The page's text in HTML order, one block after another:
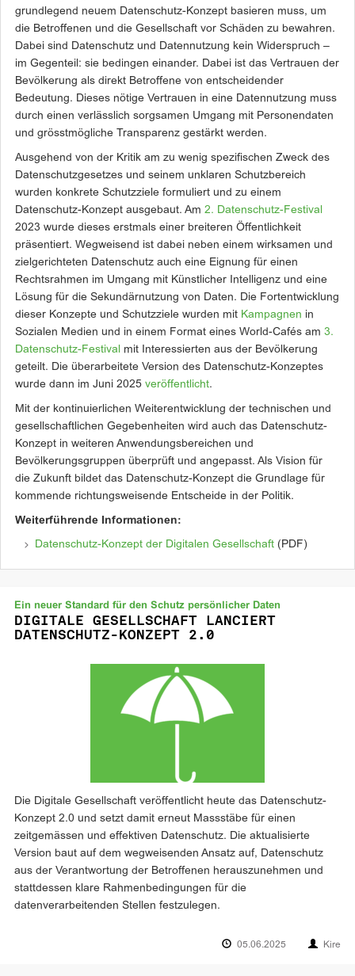
grundlegend neuem Datenschutz-Konzept basieren muss, um
die Betroffenen und die Gesellschaft vor Schäden zu bewahren.
Dabei sind Datenschutz und Datennutzung kein Widerspruch –
im Gegenteil: sie bedingen einander. Dabei ist das Vertrauen der
Bevölkerung als direkt Betroffene von entscheidender
Bedeutung. Dieses nötige Vertrauen in eine Datennutzung muss
durch einen verlässlich sorgsamen Umgang mit Personendaten
und grösstmögliche Transparenz gestärkt werden.
Ausgehend von der Kritik am zu wenig spezifischen Zweck des
Datenschutzgesetzes und seinem unklaren Schutzbereich
wurden konkrete Schutzziele formuliert und zu einem
Datenschutz-Konzept ausgebaut. Am 2. Datenschutz-Festival
2023 wurde dieses erstmals einer breiteren Öffentlichkeit
präsentiert. Wegweisend ist dabei neben einem wirksamen und
zielgerichteten Datenschutz auch eine Eignung für einen
Rechtsrahmen im Umgang mit Künstlicher Intelligenz und eine
Lösung für die Sekundärnutzung von Daten. Die Fortentwicklung
dieser Konzepte und Schutzziele wurden mit Kampagnen in
Sozialen Medien und in einem Format eines World-Cafés am 3.
Datenschutz-Festival
mit Interessierten aus der Bevölkerung
geteilt. Die überarbeitete Version des Datenschutz-Konzeptes
wurde dann im Juni 2025 veröffentlicht.
Mit der kontinuierlichen Weiterentwicklung der technischen und
gesellschaftlichen Gegebenheiten wird auch das Datenschutz-
Konzept in weiteren Anwendungsbereichen und
Bevölkerungsgruppen überprüft und angepasst. Als Vision für
die Zukunft bildet das Datenschutz-Konzept die Grundlage für
kommende richtungsweisende Entscheide in der Politik.
Weiterführende Informationen:
Datenschutz-Konzept der Digitalen Gesellschaft (PDF)
Ein neuer Standard für den Schutz persönlicher Daten
DIGITALE GESELLSCHAFT LANCIERT
DATENSCHUTZ-KONZEPT 2.0
Die Digitale Gesellschaft veröffentlicht heute das Datenschutz-
Konzept 2.0 und setzt damit erneut Massstäbe für einen
zeitgemässen und effektiven Datenschutz. Die aktualisierte
Version baut auf dem wegweisenden Ansatz auf, Datenschutz
aus der Verantwortung der Betroffenen herauszunehmen und
stattdessen klare Rahmenbedingungen für die
datenverarbeitenden Stellen festzulegen.
05.06.2025 Kire